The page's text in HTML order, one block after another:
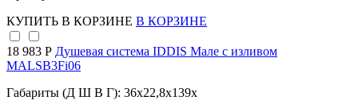
КУПИТЬ В КОРЗИНЕ В КОРЗИНЕ
18 983 Р Душевая система IDDIS Мале с изливом
MALSB3Fi06
Габариты (Д Ш В Г): 36x22,8x139x